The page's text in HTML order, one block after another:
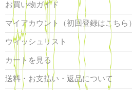
お買い物ガイド
マイアカウント（初回登録はこちら）
ウィッシュリスト
カートを見る
送料・お支払い・返品について